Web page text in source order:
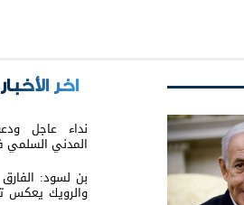
اخر الأخبار
نداء عاجل
المدني
بن لسود:
والرويك يعكس